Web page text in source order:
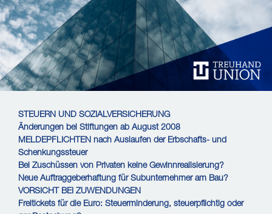
STEUERN UND SOZIALVERSICHERUNG
Änderungen bei Stiftungen ab August 2008
MELDEPFLICHTEN nach Auslaufen der Erbschafts- und
Schenkungssteuer
Bei Zuschüssen von Privaten keine Gewinnrealisierung?
Neue Auftraggeberhaftung für Subunternehmer am Bau?
VORSICHT BEI ZUWENDUNGEN
Freitickets für die Euro: Steuerminderung, steuerpflichtig oder